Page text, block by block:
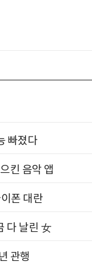
빠졌다
킨 음악 앱
폰 대란
다 날린 女
관행